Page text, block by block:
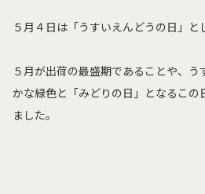
５月４日は「うすいえんどうの日」と
５月が出荷の最盛期であることや、
かな緑色と「みどりの日」となるこ
ました。